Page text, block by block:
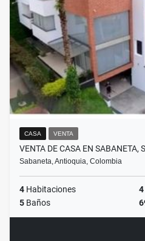
CASA VENTA
VENTA DE CASA EN SABANETA,
Sabaneta, Antioquia, Colombia
4 Habitaciones 4
5 Baños